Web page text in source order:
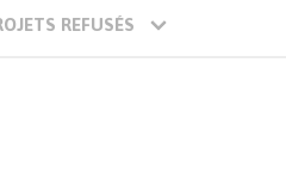
REFUSÉS